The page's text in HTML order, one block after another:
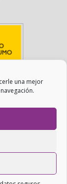
una mejor
3.0.